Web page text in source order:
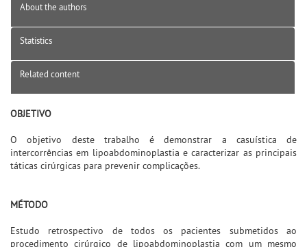
About the authors
Statistics
Related content
OBJETIVO
O objetivo deste trabalho é demonstrar a casuística de
intercorrências em lipoabdominoplastia e caracterizar as principais
táticas cirúrgicas para prevenir complicações.
MÉTODO
Estudo retrospectivo de todos os pacientes submetidos ao
procedimento cirúrgico de lipoabdominoplastia com um mesmo